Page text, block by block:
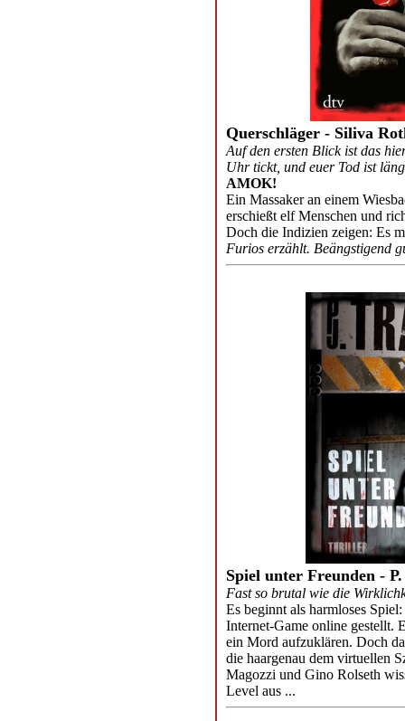
Querschläger - Siliva
Auf den ersten Blick ist das
Uhr tickt, und euer Tod ist
AMOK!
Ein Massaker an einem
erschießt elf Menschen und
Doch die Indizien zeigen: Es
Furios erzählt. Beängstigend
Spiel unter Freunden -
Fast so brutal wie die
Es beginnt als harmloses
Internet-Game online gestellt.
ein Mord aufzuklären. Doch
die haargenau dem virtuellen
Magozzi und Gino Rolseth
Level aus ...